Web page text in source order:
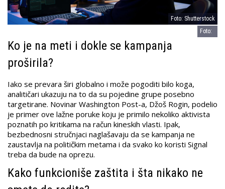
Foto: Shutterstock
Foto:
Foto:
Ko je na meti i dokle se kampanja
proširila?
Iako se prevara širi globalno i može pogoditi bilo koga,
analitičari ukazuju na to da su pojedine grupe posebno
targetirane. Novinar Washington Post-a, Džoš Rogin, podelio
je primer ove lažne poruke koju je primilo nekoliko aktivista
poznatih po kritikama na račun kineskih vlasti. Ipak,
bezbednosni stručnjaci naglašavaju da se kampanja ne
zaustavlja na političkim metama i da svako ko koristi Signal
treba da bude na oprezu.
Kako funkcioniše zaštita i šta nikako ne